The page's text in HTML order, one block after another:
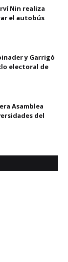
Nin realiza
el autobús
y Garrigó
electoral de
Asamblea
del